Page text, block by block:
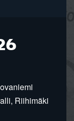
Riihimäki